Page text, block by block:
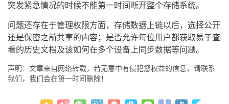
突发紧急情况的时候不能第一时间断开整个存储系统。
问题还存在于管理权限方面，存储数据上链以后，选择公开
还是保密之前共享的内容；是否允许每位用户都获取易于查
看的历史文档及该如何在多个设备上同步数据等问题。
声明：文章来自网络转载，若无意中有侵犯您权益的信息，请联系
我们，我们会在第一时间删除！